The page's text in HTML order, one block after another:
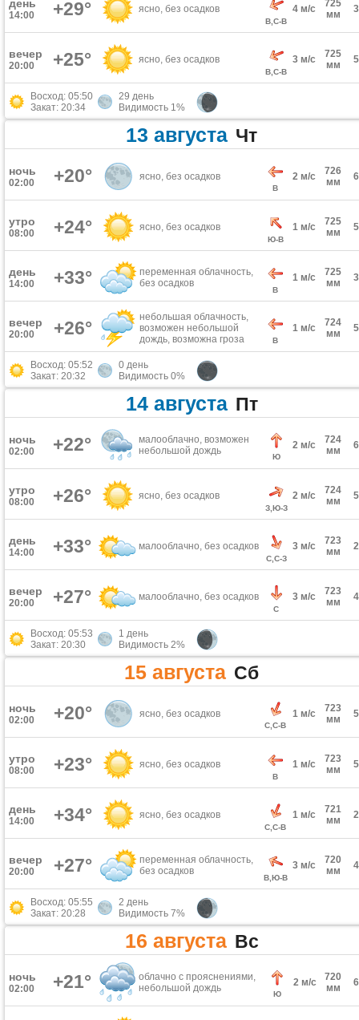
день
14:00 +29° ясно, без осадков
В,С-В
4 м/с
725
мм
вечер
20:00 +25° ясно, без осадков
В,С-В
3 м/с
725
мм
Восход: 05:50
Закат: 20:34
29 день
Видимость 1%
13 августа Чт
ночь
02:00 +20° ясно, без осадков
В
2 м/с
726
мм
утро
08:00 +24° ясно, без осадков
Ю-В
1 м/с
725
мм
день
14:00 +33°
переменная облачность,
без осадков
В
1 м/с
725
мм
вечер
20:00 +26°
небольшая облачность,
возможен небольшой
дождь, возможна гроза
В
1 м/с
724
мм
Восход: 05:52
Закат: 20:32
0 день
Видимость 0%
14 августа Пт
ночь
02:00 +22°
малооблачно, возможен
небольшой дождь
Ю
2 м/с
724
мм
утро
08:00 +26° ясно, без осадков
З,Ю-З
2 м/с
724
мм
день
14:00 +33° малооблачно, без осадков
С,С-З
3 м/с
723
мм
вечер
20:00 +27° малооблачно, без осадков
С
3 м/с
723
мм
Восход: 05:53
Закат: 20:30
1 день
Видимость 2%
15 августа Сб
ночь
02:00 +20° ясно, без осадков
С,С-В
1 м/с
723
мм
утро
08:00 +23° ясно, без осадков
В
1 м/с
723
мм
день
14:00 +34° ясно, без осадков
С,С-В
1 м/с
721
мм
вечер
20:00 +27°
переменная облачность,
без осадков
В,Ю-В
3 м/с
720
мм
Восход: 05:55
Закат: 20:28
2 день
Видимость 7%
16 августа Вс
ночь
02:00 +21°
облачно с прояснениями,
небольшой дождь
Ю
2 м/с
720
мм